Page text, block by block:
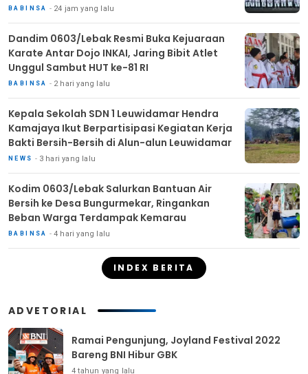
BABINSA 24 jam yang lalu
Dandim 0603/Lebak Resmi Buka Kejuaraan
Karate Antar Dojo INKAI, Jaring Bibit Atlet
Unggul Sambut HUT ke-81 RI
BABINSA 2 hari yang lalu
Kepala Sekolah SDN 1 Leuwidamar Hendra
Kamajaya Ikut Berpartisipasi Kegiatan Kerja
Bakti Bersih-Bersih di Alun-alun Leuwidamar
NEWS 3 hari yang lalu
Kodim 0603/Lebak Salurkan Bantuan Air
Bersih ke Desa Bungurmekar, Ringankan
Beban Warga Terdampak Kemarau
BABINSA 4 hari yang lalu
INDEX BERITA
ADVETORIAL
Ramai Pengunjung, Joyland Festival 2022
Bareng BNI Hibur GBK
4 tahun yang lalu